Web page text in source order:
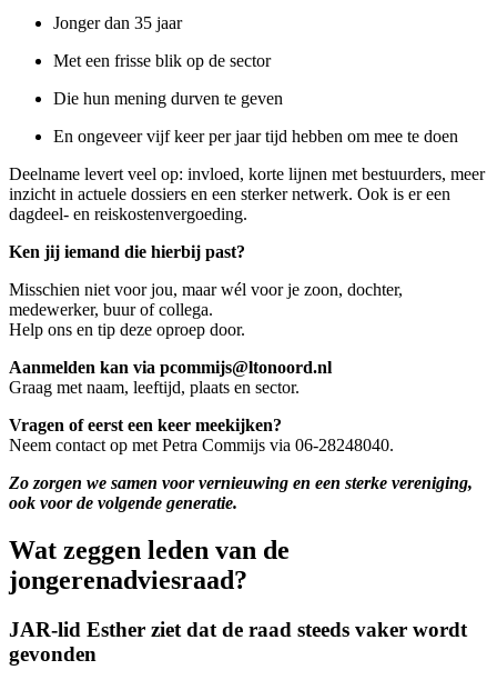
Jonger dan 35 jaar
Met een frisse blik op de sector
Die hun mening durven te geven
En ongeveer vijf keer per jaar tijd hebben om mee te doen
Deelname levert veel op: invloed, korte lijnen met bestuurders, meer
inzicht in actuele dossiers en een sterker netwerk. Ook is er een
dagdeel- en reiskostenvergoeding.
Ken jij iemand die hierbij past?
Misschien niet voor jou, maar wél voor je zoon, dochter,
medewerker, buur of collega.
Help ons en tip deze oproep door.
Aanmelden kan via pcommijs@ltonoord.nl
Graag met naam, leeftijd, plaats en sector.
Vragen of eerst een keer meekijken?
Neem contact op met Petra Commijs via 06‑28248040.
Zo zorgen we samen voor vernieuwing en een sterke vereniging,
ook voor de volgende generatie.
Wat zeggen leden van de
jongerenadviesraad?
JAR-lid Esther ziet dat de raad steeds vaker wordt
gevonden